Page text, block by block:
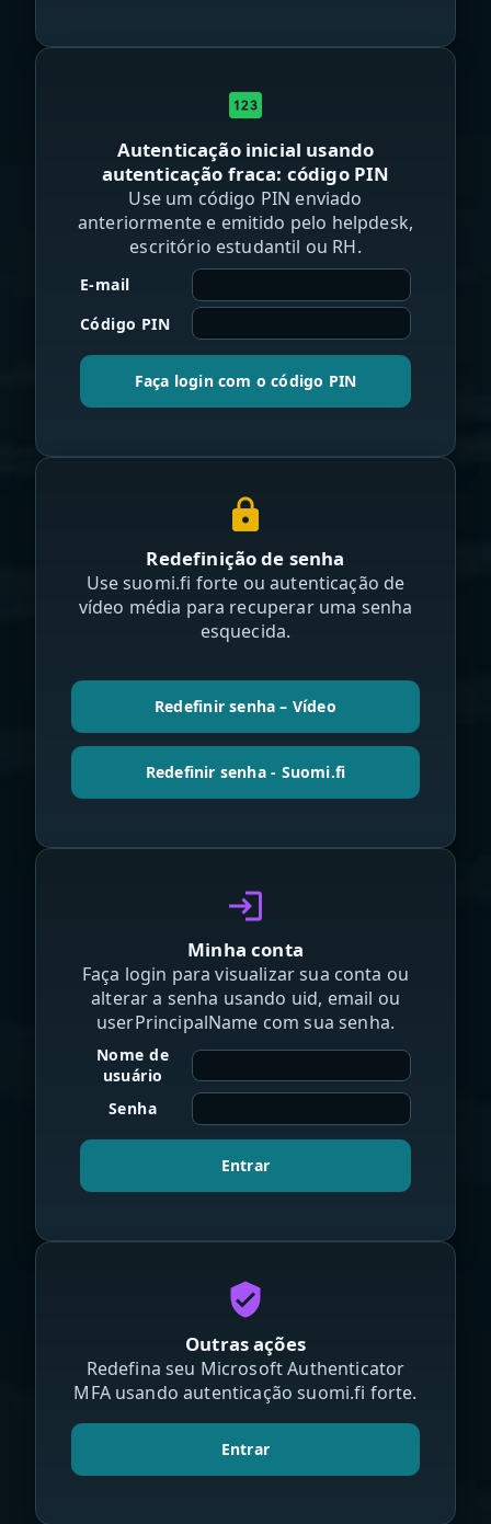
pin
Autenticação inicial usando
autenticação fraca: código PIN
Use um código PIN enviado
anteriormente e emitido pelo helpdesk,
escritório estudantil ou RH.
E-mail
Código PIN
Faça login com o código PIN
lock
Redefinição de senha
Use suomi.fi forte ou autenticação de
vídeo média para recuperar uma senha
esquecida.
Redefinir senha – Vídeo
Redefinir senha - Suomi.fi
login
Minha conta
Faça login para visualizar sua conta ou
alterar a senha usando uid, email ou
userPrincipalName com sua senha.
Nome de
usuário
Senha
Entrar
verified_user
Outras ações
Redefina seu Microsoft Authenticator
MFA usando autenticação suomi.fi forte.
Entrar